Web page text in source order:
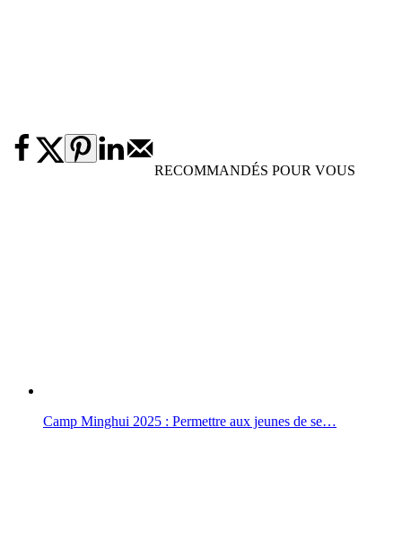
RECOMMANDÉS POUR VOUS
Camp Minghui 2025 : Permettre aux jeunes de se…